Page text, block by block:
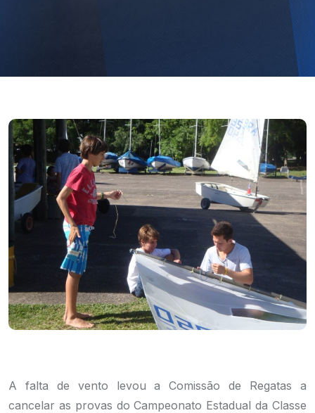
A falta de vento levou a Comissão de Regatas a
cancelar as provas do Campeonato Estadual da Classe